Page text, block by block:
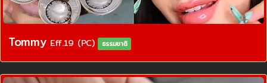
Tommy Eff.19 (PC) ธรรมชาติ